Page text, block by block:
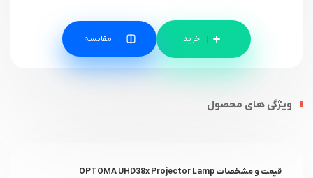
مقایسه
ویژگی های محصول
قیمت و مشخصات OPTOMA UHD38x Projector Lamp